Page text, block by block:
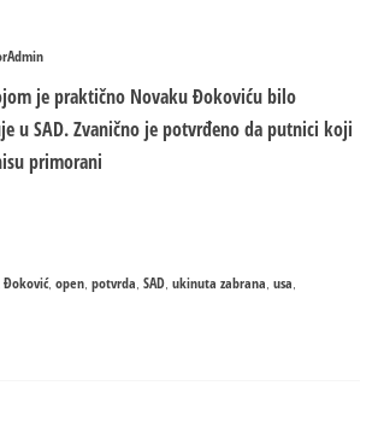
je praktično Novaku Đokoviću bilo
u SAD. Zvanično je potvrđeno da putnici koji
primorani
, open, potvrda, SAD, ukinuta zabrana, usa,